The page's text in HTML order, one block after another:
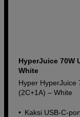
HyperJuice 70W
White
Hyper HyperJuice
(2C+1A) – White
Kaksi USB-C-